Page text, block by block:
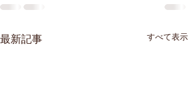
最新記事 すべて表示